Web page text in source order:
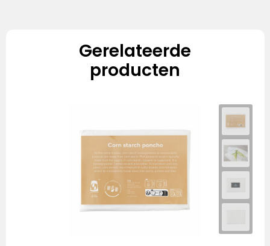
Gerelateerde
producten